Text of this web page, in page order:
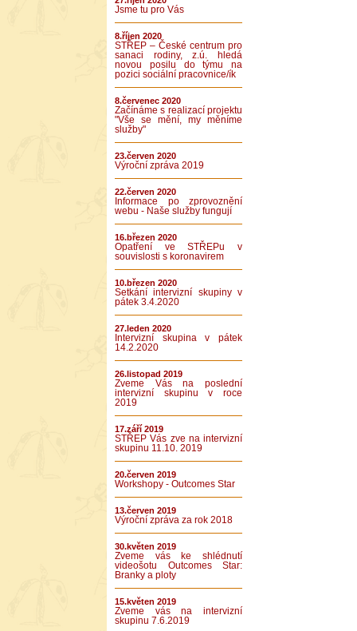
Jsme tu pro Vás
8.říjen 2020
STŘEP – České centrum pro
sanaci rodiny, z.ú. hledá
novou posilu do týmu na
pozici sociální pracovnice/ík
8.červenec 2020
Začínáme s realizací projektu
"Vše se mění, my měníme
služby"
23.červen 2020
Výroční zpráva 2019
22.červen 2020
Informace po zprovoznění
webu - Naše služby fungují
16.březen 2020
Opatření ve STŘEPu v
souvislosti s koronavirem
10.březen 2020
Setkání intervizní skupiny v
pátek 3.4.2020
27.leden 2020
Intervizní skupina v pátek
14.2.2020
26.listopad 2019
Zveme Vás na poslední
intervizní skupinu v roce
2019
17.září 2019
STŘEP Vás zve na intervizní
skupinu 11.10. 2019
20.červen 2019
Workshopy - Outcomes Star
13.červen 2019
Výroční zpráva za rok 2018
30.květen 2019
Zveme vás ke shlédnutí
videošotu Outcomes Star:
Branky a ploty
15.květen 2019
Zveme vás na intervizní
skupinu 7.6.2019